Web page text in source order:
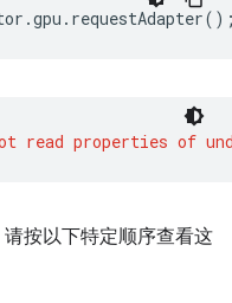
.gpu . requestAdapter
按以下特定顺序查看这